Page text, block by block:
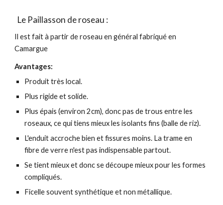
Le Paillasson de roseau :
Il est fait à partir de roseau en général fabriqué en
Camargue
Avantages:
Produit très local.
Plus rigide et solide.
Plus épais (environ 2cm), donc pas de trous entre les
roseaux, ce qui tiens mieux les isolants fins (balle de riz).
L'enduit accroche bien et fissures moins. La trame en
fibre de verre n'est pas indispensable partout.
Se tient mieux et donc se découpe mieux pour les formes
compliqués.
Ficelle souvent synthétique et non métallique.